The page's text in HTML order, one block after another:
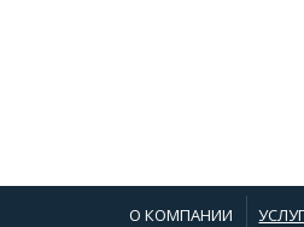
О КОМПАНИИ